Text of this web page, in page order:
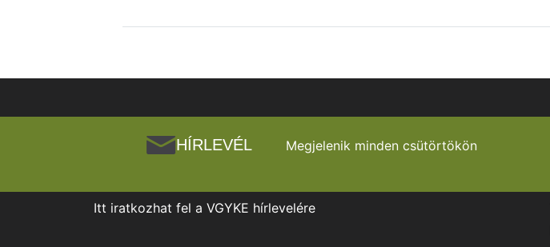
HÍRLEVÉL Megjelenik minden csütörtökön
Itt iratkozhat fel a VGYKE hírlevelére